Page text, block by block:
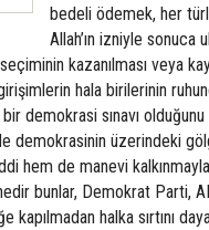
bedeli ödemek, her
Allah’ın izniyle
kazanılması veya
hala birilerinin
demokrasi sınavı
demokrasinin üzerindeki
hem de manevi
bunlar, Demokrat Parti,
kapılmadan halka sırtını